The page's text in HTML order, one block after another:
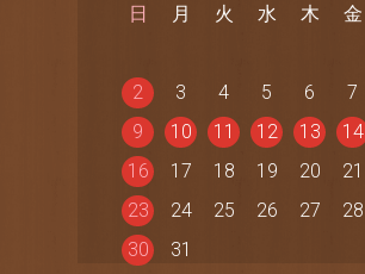
日 月 火 水 木 金
2
3 4 5 6 7
9
10 11 12 13 14
16
17 18 19 20 21
23
24 25 26 27 28
30
31